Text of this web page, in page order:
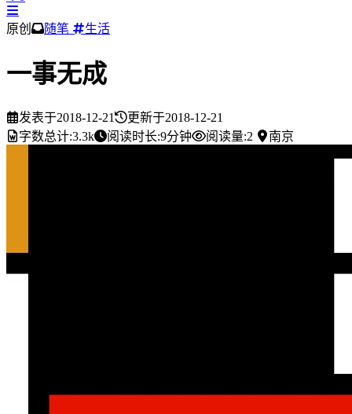
原创 随笔 生活
一事无成
发表于2018-12-21 更新于2018-12-21
字数总计:3.3k 阅读时长:9分钟 阅读量:2 南京